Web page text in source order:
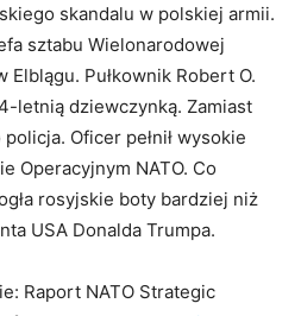
skandalu w polskiej armii.
sztabu Wielonarodowej
Elblągu. Pułkownik Robert O.
letnią dziewczynką. Zamiast
Oficer pełnił wysokie
Operacyjnym NATO. Co
rosyjskie boty bardziej niż
USA Donalda Trumpa.
Raport NATO Strategic